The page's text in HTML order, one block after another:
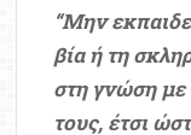
“Μην
βία ή τη
στη γνώση με
τους, έτσι